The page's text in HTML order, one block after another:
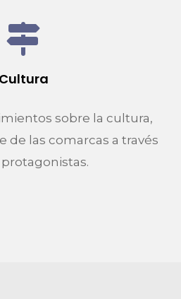
Cultura
sobre la cultura,
de las comarcas a través